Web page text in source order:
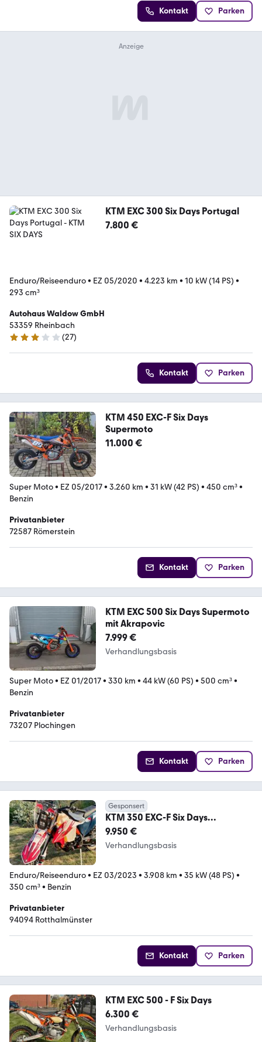
Kontakt Parken
KTM EXC 300 Six Days Portugal
7.800 €
Enduro/Reiseenduro• EZ 05/2020 • 4.223 km • 10 kW (14 PS) •
293 cm³
Autohaus Waldow GmbH
53359 Rheinbach
3 Sterne
(27)
Kontakt Parken
KTM 450 EXC-F Six Days
Supermoto
11.000 €
Super Moto• EZ 05/2017• 3.260 km • 31 kW (42 PS) • 450 cm³•
Benzin
Privatanbieter
72587 Römerstein
Kontakt Parken
KTM EXC 500 Six Days Supermoto
mit Akrapovic
7.999 €
Verhandlungsbasis
Super Moto• EZ 01/2017• 330 km • 44 kW (60 PS) • 500 cm³•
Benzin
Privatanbieter
73207 Plochingen
Kontakt Parken
Gesponsert
KTM 350 EXC-F Six Days
aufwendiger Rally Umbau
9.950 €
Verhandlungsbasis
Enduro/Reiseenduro• EZ 03/2023 • 3.908 km • 35 kW (48 PS) •
350 cm³• Benzin
Privatanbieter
94094 Rotthalmünster
Kontakt Parken
KTM EXC 500 - F Six Days
6.300 €
Verhandlungsbasis